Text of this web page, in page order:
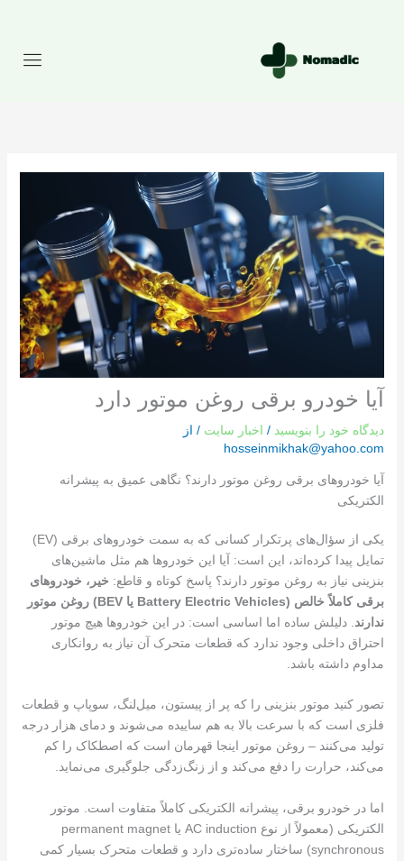
آیا خودرو برقی روغن موتور دارد
دیدگاه‌ خود را بنویسید / اخبار سایت / از
hosseinmikhak@yahoo.com
آیا خودروهای برقی روغن موتور دارند؟ نگاهی عمیق به پیشرانه
الکتریکی
یکی از سؤال‌های پرتکرار کسانی که به سمت خودروهای برقی (EV)
تمایل پیدا کرده‌اند، این است: آیا این خودروها هم مثل ماشین‌های
بنزینی نیاز به روغن موتور دارند؟ پاسخ کوتاه و قاطع: خیر، خودروهای
برقی کاملاً خالص (Battery Electric Vehicles یا BEV) روغن موتور
ندارند . دلیلش ساده اما اساسی است: در این خودروها هیچ موتور
احتراق داخلی وجود ندارد که قطعات متحرک آن نیاز به روانکاری
مداوم داشته باشد.
تصور کنید موتور بنزینی را که پر از پیستون، میل‌لنگ، سوپاپ و قطعات
فلزی است که با سرعت بالا به هم ساییده می‌شوند و دمای هزار درجه
تولید می‌کنند – روغن موتور اینجا قهرمان است که اصطکاک را کم
می‌کند، حرارت را دفع می‌کند و از زنگ‌زدگی جلوگیری می‌نماید.
اما در خودرو برقی، پیشرانه الکتریکی کاملاً متفاوت است. موتور
الکتریکی (معمولاً از نوع AC induction یا permanent magnet
synchronous) ساختار ساده‌تری دارد و قطعات متحرک بسیار کمی